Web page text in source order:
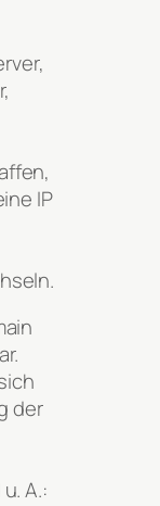
IP
der
A.: